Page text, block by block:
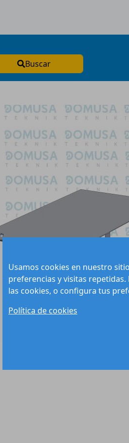
Usamos cookies en nuestro
preferencias y visitas
las cookies, o configura tus
Política de cookies
Buscar